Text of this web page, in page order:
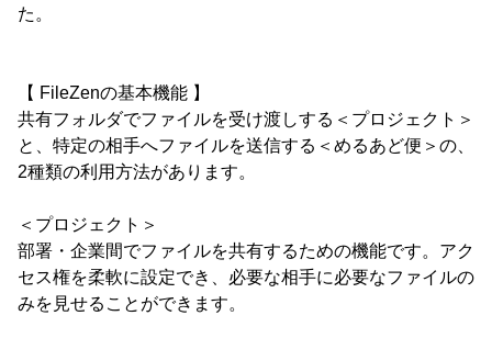
た。
【 FileZenの基本機能 】
共有フォルダでファイルを受け渡しする＜プロジェクト＞
と、特定の相手へファイルを送信する＜めるあど便＞の、
2種類の利用方法があります。
＜プロジェクト＞
部署・企業間でファイルを共有するための機能です。アク
セス権を柔軟に設定でき、必要な相手に必要なファイルの
みを見せることができます。